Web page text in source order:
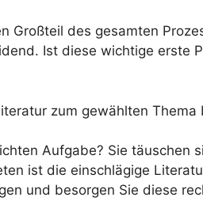
Großteil des gesamten
Ist diese wichtige erste
zum gewählten
Aufgabe? Sie täuschen
ist die einschlägige
und besorgen Sie diese